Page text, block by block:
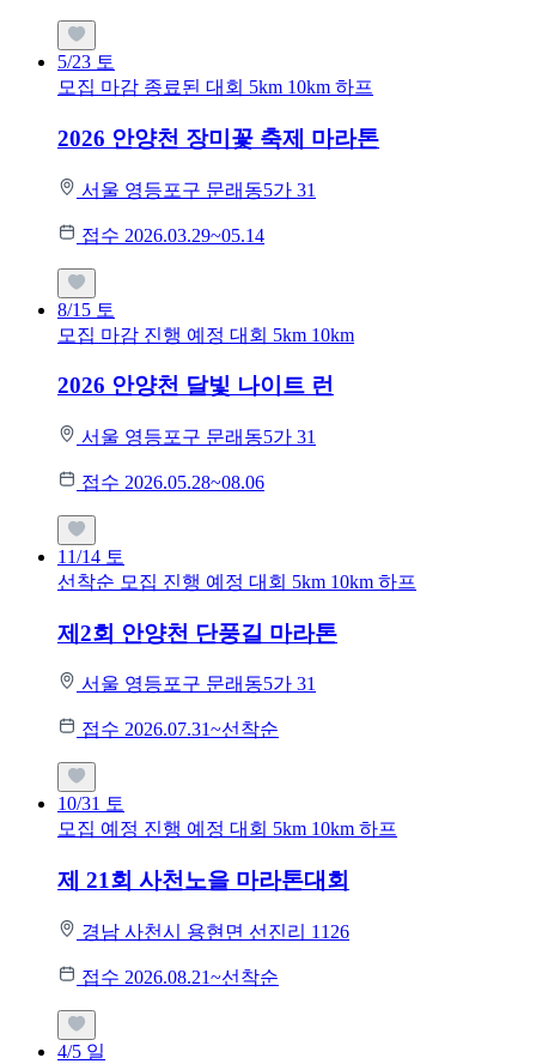
5/23 토
모집 마감 종료된 대회 5km 10km 하프
2026 안양천 장미꽃 축제 마라톤
서울 영등포구 문래동5가 31
접수 2026.03.29~05.14
8/15 토
모집 마감 진행 예정 대회 5km 10km
2026 안양천 달빛 나이트 런
서울 영등포구 문래동5가 31
접수 2026.05.28~08.06
11/14 토
선착순 모집 진행 예정 대회 5km 10km 하프
제2회 안양천 단풍길 마라톤
서울 영등포구 문래동5가 31
접수 2026.07.31~선착순
10/31 토
모집 예정 진행 예정 대회 5km 10km 하프
제 21회 사천노을 마라톤대회
경남 사천시 용현면 선진리 1126
접수 2026.08.21~선착순
4/5 일